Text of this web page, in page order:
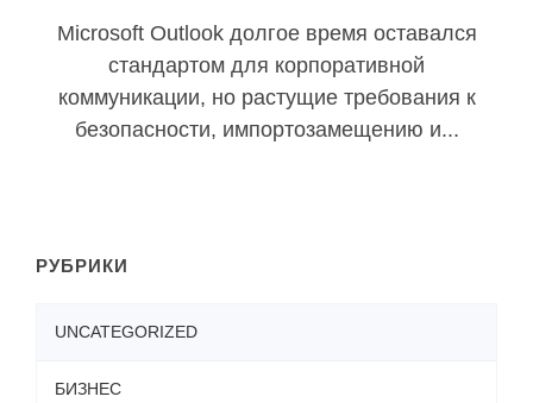
Microsoft Outlook долгое время оставался
стандартом для корпоративной
коммуникации, но растущие требования к
безопасности, импортозамещению и...
РУБРИКИ
UNCATEGORIZED
БИЗНЕС